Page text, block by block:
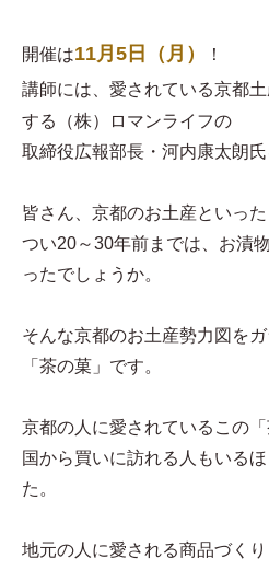
開催は11月5日（月）
！
講師には、愛されている京都土
する（株）ロマンライフの
取締役広報部長・河内康太朗氏
皆さん、京都のお土産といっ
つい20～30年前までは、お漬
ったでしょうか。
そんな京都のお土産勢力図を
「茶の菓」です。
京都の人に愛されているこの
国から買いに訪れる人もいる
た。
地元の人に愛される商品づく